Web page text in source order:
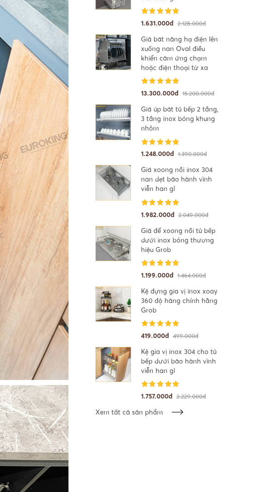
1.631.000đ 2.128.000đ
Giá bát nâng hạ điện lên
xuống nan Oval điều
khiển cảm ứng chạm
hoặc điện thoại từ xa
13.300.000đ 15.200.000đ
Giá úp bát tủ bếp 2 tầng,
3 tầng inox bóng khung
nhôm
1.248.000đ 1.390.000đ
Giá xoong nồi inox 304
nan dẹt bảo hành vĩnh
viễn han gỉ
1.982.000đ 2.049.000đ
Giá để xoong nồi tủ bếp
dưới inox bóng thương
hiệu Grob
1.199.000đ 1.464.000đ
Kệ đựng gia vị inox xoay
360 độ hàng chính hãng
Grob
419.000đ 499.000đ
Kệ gia vị inox 304 cho tủ
bếp dưới bảo hành vĩnh
viễn han gỉ
1.757.000đ 2.229.000đ
Xem tất cả sản phẩm